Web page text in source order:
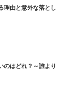
理由と意外な落とし
のはどれ？～誰より